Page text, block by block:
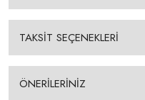
TAKSİT SEÇENEKLERİ
ÖNERİLERİNİZ